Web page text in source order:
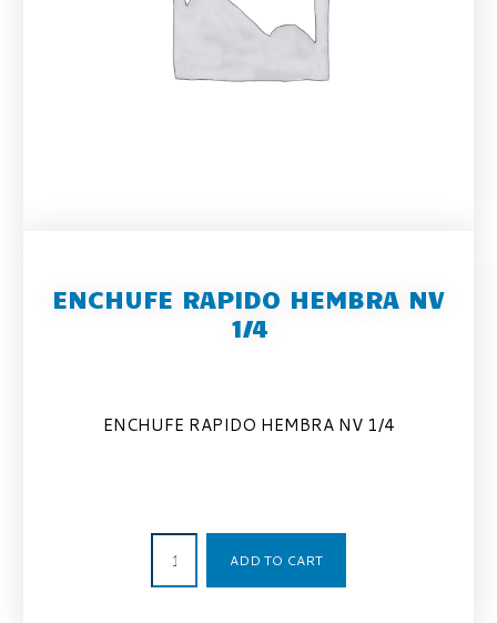
ENCHUFE RAPIDO HEMBRA NV
1/4
ENCHUFE RAPIDO HEMBRA NV 1/4
ADD TO CART